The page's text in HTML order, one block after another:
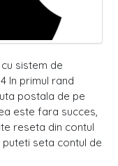
sistem de
In primul rand
postala de pe
este fara succes,
reseta din contul
seta contul de